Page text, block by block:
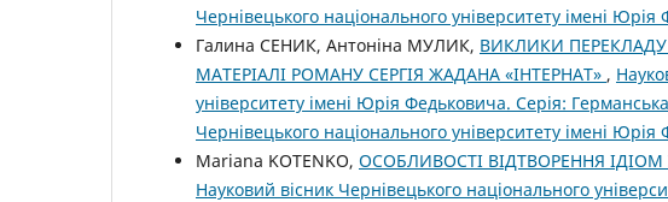
Чернівецького національного університету імені
Галина СЕНИК, Антоніна МУЛИК, ВИКЛИКИ
МАТЕРІАЛІ РОМАНУ СЕРГІЯ ЖАДАНА «ІНТЕРНАТ» ,
університету імені Юрія Федьковича. Серія:
Чернівецького національного університету імені
Mariana KOTENKO, ОСОБЛИВОСТІ ВІДТВОРЕННЯ
Науковий вісник Чернівецького національного